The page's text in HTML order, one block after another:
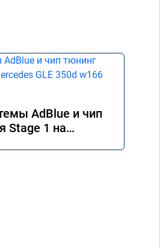
AdBlue и чип
Stage 1 на